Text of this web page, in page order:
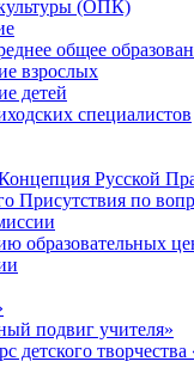
(ОПК)
общее
взрослых
детей
специалистов
Русской
Присутствия по
образовательных
подвиг учителя»
детского